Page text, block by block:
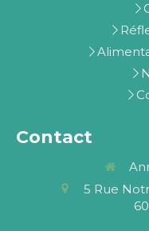
Contact
5 Rue